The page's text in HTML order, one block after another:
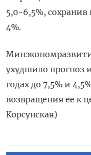
5,0-6,5%, сохранив
4%.
ухудшило прогноз
годах до 7,5% и
возвращения ее к
Корсунская)